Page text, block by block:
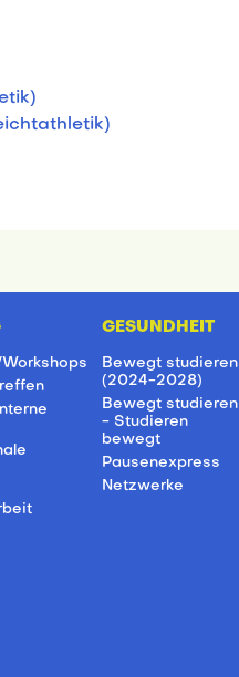
GESUNDHEIT
Bewegt studieren
(2024-2028)
Bewegt studieren
- Studieren
bewegt
Pausenexpress
Netzwerke